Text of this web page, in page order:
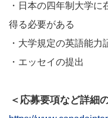
・日本の四年制大学
得る必要がある
・大学規定の英語能力
・エッセイの提出
＜応募要項など詳細